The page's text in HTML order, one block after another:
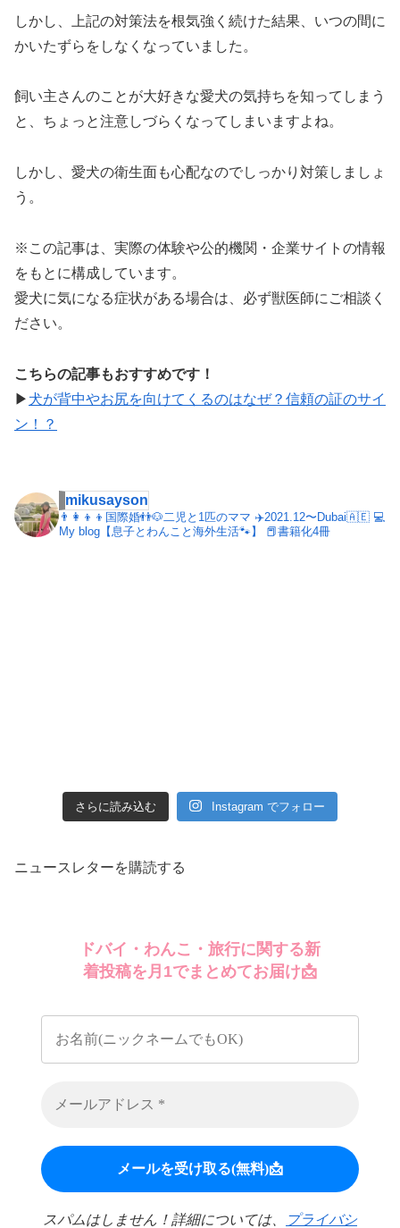
しかし、上記の対策法を根気強く続けた結果、いつの間に
かいたずらをしなくなっていました。
飼い主さんのことが大好きな愛犬の気持ちを知ってしまう
と、ちょっと注意しづらくなってしまいますよね。
しかし、愛犬の衛生面も心配なのでしっかり対策しましょ
う。
※この記事は、実際の体験や公的機関・企業サイトの情報
をもとに構成しています。
愛犬に気になる症状がある場合は、必ず獣医師にご相談く
ださい。
こちらの記事もおすすめです！
▶︎ 犬が背中やお尻を向けてくるのはなぜ？信頼の証のサイ
ン！？
mikusayson
👨‍👩‍👦‍👦国際婚👬🐶二児と1匹のママ ✈️2021.12〜Dubai🇦🇪 💻
My blog【息子とわんこと海外生活🐾】
📕書籍化4冊
さらに読み込む Instagram でフォロー
ニュースレターを購読する
ドバイ・わんこ・旅行に関する新
着投稿を月1でまとめてお届け📩
スパムはしません！詳細については、
プライバシ